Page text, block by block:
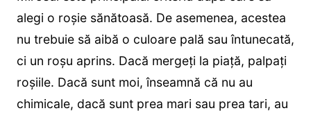
alegi o roşie sănătoasă. De asemenea, acestea
nu trebuie să aibă o culoare pală sau întunecată,
ci un roşu aprins. Dacă mergeți la piață, palpați
roșiile. Dacă sunt moi, înseamnă că nu au
chimicale, dacă sunt prea mari sau prea tari, au